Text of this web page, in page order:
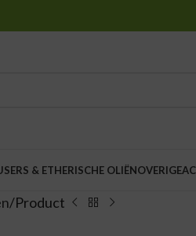
& ETHERISCHE OLIËNOVERIGE
Product